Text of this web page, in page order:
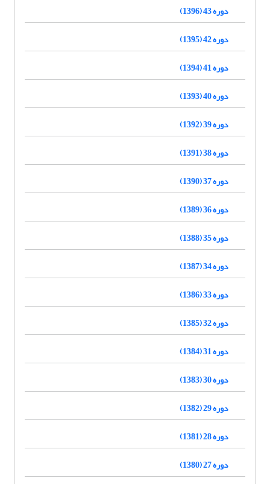
دوره 43 (1396)
دوره 42 (1395)
دوره 41 (1394)
دوره 40 (1393)
دوره 39 (1392)
دوره 38 (1391)
دوره 37 (1390)
دوره 36 (1389)
دوره 35 (1388)
دوره 34 (1387)
دوره 33 (1386)
دوره 32 (1385)
دوره 31 (1384)
دوره 30 (1383)
دوره 29 (1382)
دوره 28 (1381)
دوره 27 (1380)